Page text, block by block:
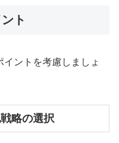
ト
ントを考慮しましょ
略の選択